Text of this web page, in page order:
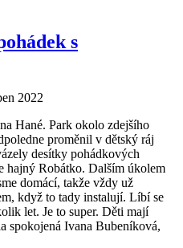
s
2022
Hané. Park okolo zdejšího
proměnil v dětský ráj
desítky pohádkových
hajný Robátko. Dalším úkolem
domácí, takže vždy už
když to tady instalují. Líbí se
let. Je to super. Děti mají
spokojená Ivana Bubeníková,